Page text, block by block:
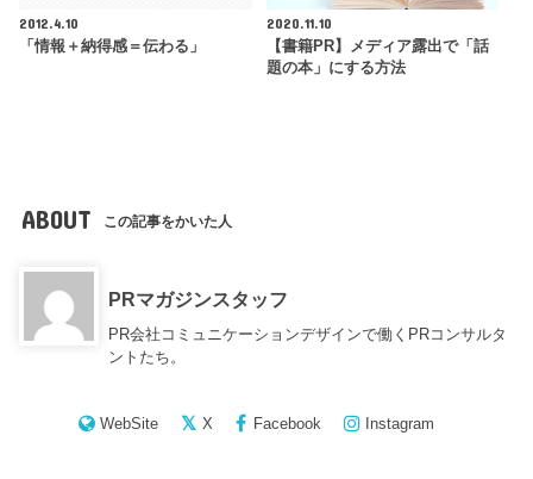
2012.4.10
「情報＋納得感＝伝わる」
2020.11.10
【書籍PR】メディア露出で「話
題の本」にする方法
ABOUT この記事をかいた人
PRマガジンスタッフ
PR会社コミュニケーションデザインで働くPRコンサルタ
ントたち。
WebSite X Facebook Instagram